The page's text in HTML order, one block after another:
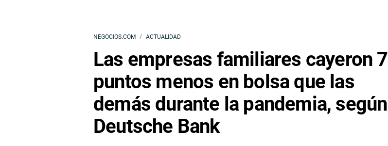
NEGOCIOS.COM ACTUALIDAD
Las empresas familiares cayeron 7
puntos menos en bolsa que las
demás durante la pandemia, según
Deutsche Bank